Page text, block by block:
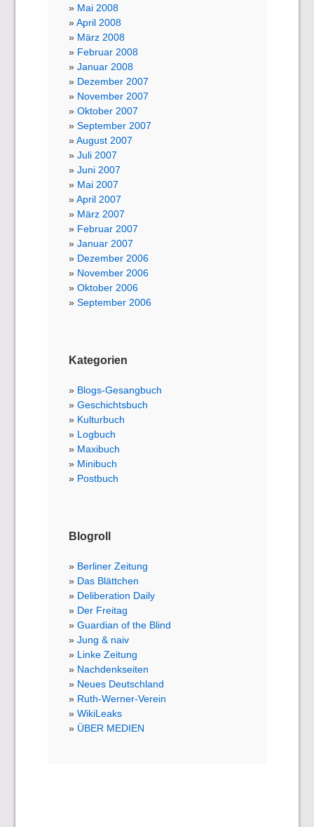
Mai 2008
April 2008
März 2008
Februar 2008
Januar 2008
Dezember 2007
November 2007
Oktober 2007
September 2007
August 2007
Juli 2007
Juni 2007
Mai 2007
April 2007
März 2007
Februar 2007
Januar 2007
Dezember 2006
November 2006
Oktober 2006
September 2006
Kategorien
Blogs-Gesangbuch
Geschichtsbuch
Kulturbuch
Logbuch
Maxibuch
Minibuch
Postbuch
Blogroll
Berliner Zeitung
Das Blättchen
Deliberation Daily
Der Freitag
Guardian of the Blind
Jung & naiv
Linke Zeitung
Nachdenkseiten
Neues Deutschland
Ruth-Werner-Verein
WikiLeaks
ÜBER MEDIEN